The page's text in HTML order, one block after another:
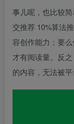
事儿呢，也比较
交推荐 10%算法
容创作能力；要
才有阅读量。反
的内容，无法被平